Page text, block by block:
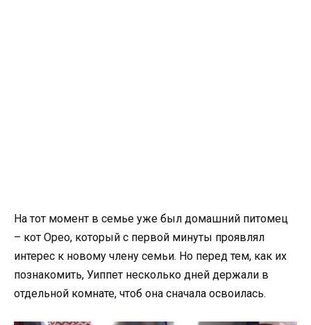
На тот момент в семье уже был домашний питомец
– кот Орео, который с первой минуты проявлял
интерес к новому члену семьи. Но перед тем, как их
познакомить, Уиппет несколько дней держали в
отдельной комнате, чтоб она сначала освоилась.